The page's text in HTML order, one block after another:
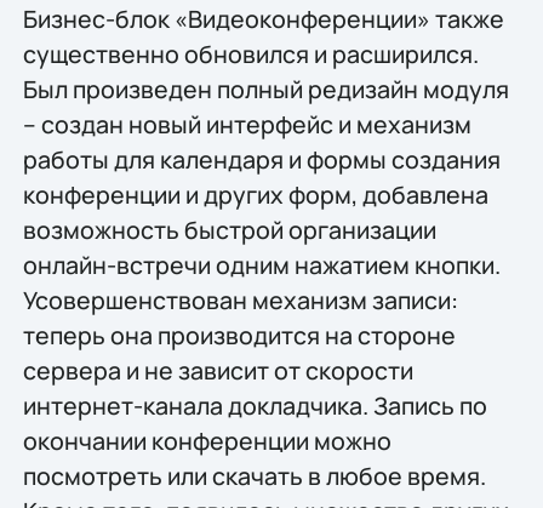
Бизнес-блок «Видеоконференции» также
существенно обновился и расширился.
Был произведен полный редизайн модуля
– создан новый интерфейс и механизм
работы для календаря и формы создания
конференции и других форм, добавлена
возможность быстрой организации
онлайн-встречи одним нажатием кнопки.
Усовершенствован механизм записи:
теперь она производится на стороне
сервера и не зависит от скорости
интернет-канала докладчика. Запись по
окончании конференции можно
посмотреть или скачать в любое время.